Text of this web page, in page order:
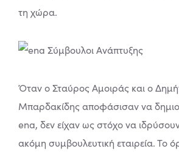
τη χώρα.
Όταν ο Σταύρος Αμοιράς και ο
Μπαρδακίδης αποφάσισαν να
ena, δεν είχαν ως στόχο να
ακόμη συμβουλευτική εταιρεία. Το